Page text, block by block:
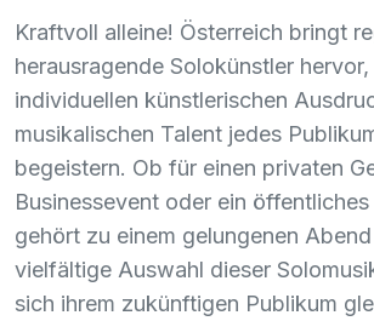
Kraftvoll alleine! Österreich bringt
herausragende Solokünstler
individuellen künstlerischen
musikalischen Talent jedes
begeistern. Ob für einen privaten
Businessevent oder ein
gehört zu einem gelungenen
vielfältige Auswahl dieser
sich ihrem zukünftigen Publikum